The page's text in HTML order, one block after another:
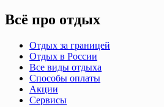
Всё про отдых
Отдых за границей
Отдых в России
Все виды отдыха
Способы оплаты
Акции
Сервисы